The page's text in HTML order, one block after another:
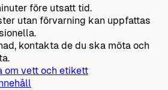
före utsatt tid.
utan förvarning kan uppfattas
kontakta de du ska möta och
om vett och etikett